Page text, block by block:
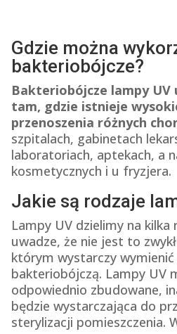
Gdzie można
bakteriobójcze?
Bakteriobójcze lampy UV
tam, gdzie istnieje
przenoszenia różnych
szpitalach, gabinetach
laboratoriach, aptekach, a
kosmetycznych i u fryzjera.
Jakie są rodzaje
Lampy UV dzielimy na
uwadze, że nie jest to
którym wystarczy wymienić
bakteriobójczą. Lampy UV
odpowiednio zbudowane,
będzie wystarczająca do
sterylizacji pomieszczenia.